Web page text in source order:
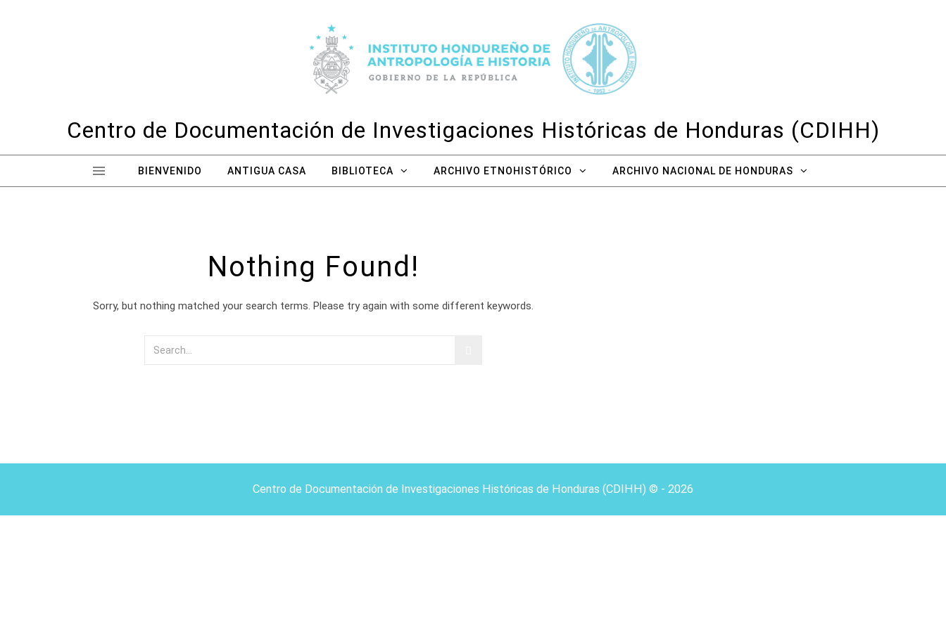
Centro de Documentación de Investigaciones Históricas de Honduras (CDIHH)
BIENVENIDO ANTIGUA CASA BIBLIOTECA ARCHIVO ETNOHISTÓRICO ARCHIVO NACIONAL DE HONDURAS
Nothing Found!
Sorry, but nothing matched your search terms. Please try again with some different keywords.
Centro de Documentación de Investigaciones Históricas de Honduras (CDIHH) © - 2026